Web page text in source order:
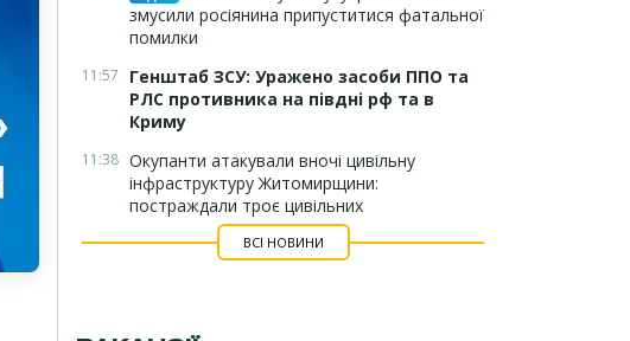
змусили росіянина припуститися фатальної
помилки
11:57
Генштаб ЗСУ: Уражено засоби ППО та
РЛС противника на півдні рф та в
Криму
11:38 Окупанти атакували вночі цивільну
інфраструктуру Житомирщини:
постраждали троє цивільних
ВСІ НОВИНИ